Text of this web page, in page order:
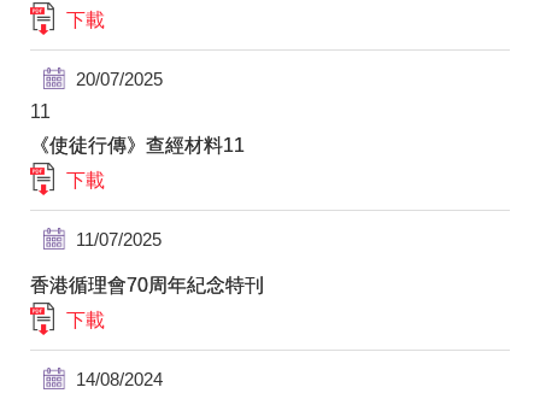
下載
20/07/2025
11
《使徒行傳》查經材料11
下載
11/07/2025
香港循理會70周年紀念特刊
下載
14/08/2024